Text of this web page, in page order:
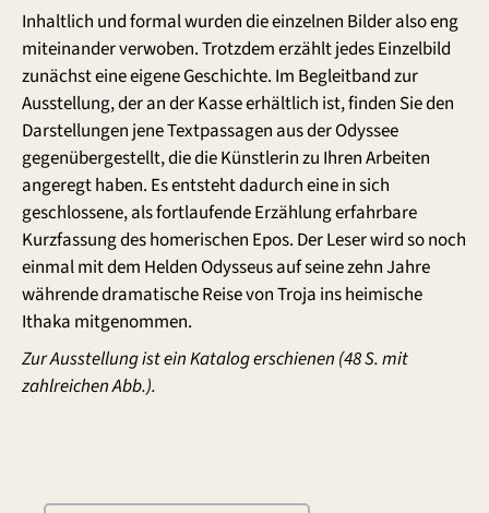
Inhaltlich und formal wurden die einzelnen Bilder also eng
miteinander verwoben. Trotzdem erzählt jedes Einzelbild
zunächst eine eigene Geschichte. Im Begleitband zur
Ausstellung, der an der Kasse erhältlich ist, finden Sie den
Darstellungen jene Textpassagen aus der Odyssee
gegenübergestellt, die die Künstlerin zu Ihren Arbeiten
angeregt haben. Es entsteht dadurch eine in sich
geschlossene, als fortlaufende Erzählung erfahrbare
Kurzfassung des homerischen Epos. Der Leser wird so noch
einmal mit dem Helden Odysseus auf seine zehn Jahre
währende dramatische Reise von Troja ins heimische
Ithaka mitgenommen.
Zur Ausstellung ist ein Katalog erschienen (48 S. mit
zahlreichen Abb.).